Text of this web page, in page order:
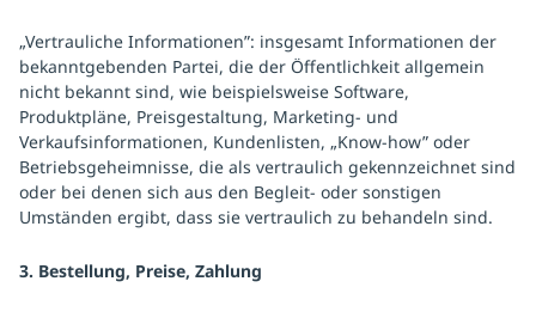
„Vertrauliche Informationen”: insgesamt Informationen der
bekanntgebenden Partei, die der Öffentlichkeit allgemein
nicht bekannt sind, wie beispielsweise Software,
Produktpläne, Preisgestaltung, Marketing- und
Verkaufsinformationen, Kundenlisten, „Know-how” oder
Betriebsgeheimnisse, die als vertraulich gekennzeichnet sind
oder bei denen sich aus den Begleit- oder sonstigen
Umständen ergibt, dass sie vertraulich zu behandeln sind.
3. Bestellung, Preise, Zahlung